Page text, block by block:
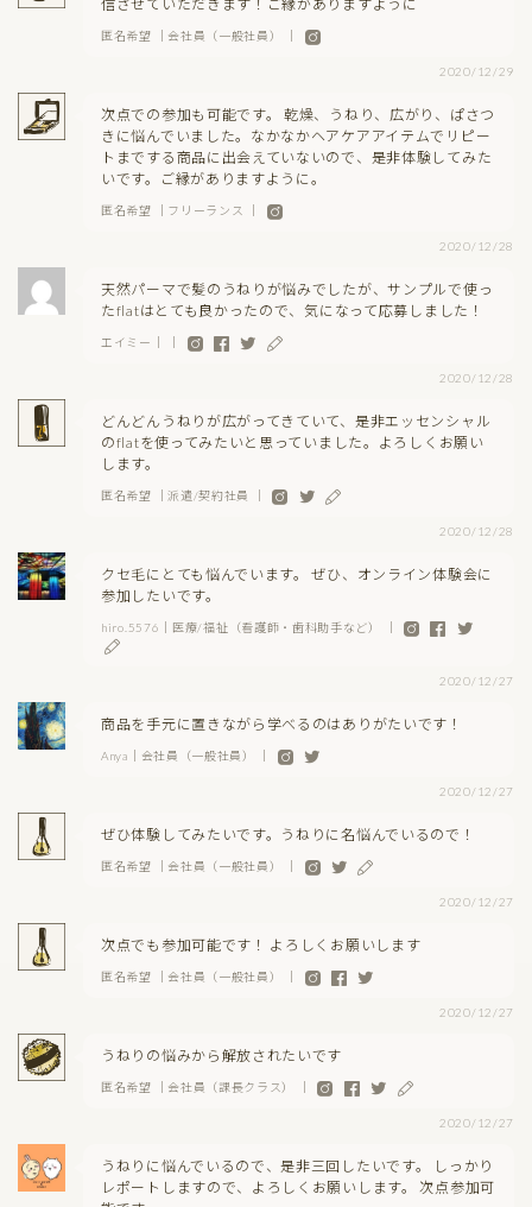
信させていただきます！ご縁がありますように＾＾
匿名希望 ｜会社員（一般社員） ｜
2020/12/29
次点での参加も可能です。 乾燥、うねり、広がり、ぱさつ
きに悩んでいました。なかなかヘアケアアイテムでリピー
トまでする商品に出会えていないので、是非体験してみた
いです。ご縁がありますように。
匿名希望 ｜フリーランス ｜
2020/12/28
天然パーマで髪のうねりが悩みでしたが、サンプルで使っ
たflatはとても良かったので、気になって応募しました！
エイミー｜ ｜
2020/12/28
どんどんうねりが広がってきていて、是非エッセンシャル
のflatを使ってみたいと思っていました。よろしくお願い
します。
匿名希望 ｜派遣/契約社員 ｜
2020/12/28
クセ毛にとても悩んでいます。 ぜひ、オンライン体験会に
参加したいです。
hiro.5576｜医療/福祉（看護師・歯科助手など） ｜
2020/12/27
商品を手元に置きながら学べるのはありがたいです！
Anya｜会社員（一般社員） ｜
2020/12/27
ぜひ体験してみたいです。うねりに名悩んでいるので！
匿名希望 ｜会社員（一般社員） ｜
2020/12/27
次点でも参加可能です！ よろしくお願いします
匿名希望 ｜会社員（一般社員） ｜
2020/12/27
うねりの悩みから解放されたいです
匿名希望 ｜会社員（課長クラス） ｜
2020/12/27
うねりに悩んでいるので、是非三回したいです。 しっかり
レポートしますので、よろしくお願いします。 次点参加可